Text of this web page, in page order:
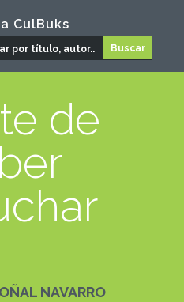
CulBuks
de
NAVARRO